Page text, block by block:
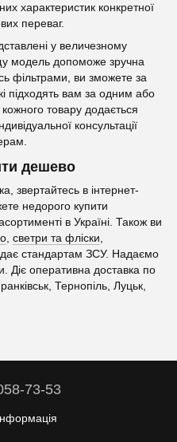
характеристик конкретної
переваг.
у величезному
модель допоможе зручна
фільтрами, ви зможете за
підходять вам за одним або
товару додається
консультації
дешево
звертайтесь в інтернет-
недорого купити
в Україні. Також ви
светри та фліски
стандартам ЗСУ. Надаємо
Діє оперативна доставка по
Тернопіль, Луцьк,
73-53